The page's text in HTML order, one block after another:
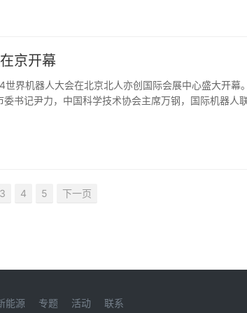
京开幕
界机器人大会在北京北人亦创国际会展中心盛大开幕
书记尹力，中国科学技术协会主席万钢，国际机器人
3 4 5 下一页
能源 专题 活动 联系